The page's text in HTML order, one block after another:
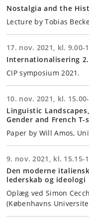
Nostalgia and the
Lecture by Tobias
17. nov. 2021, kl. 9.00-
Internationalisering
CIP symposium 2021.
10. nov. 2021, kl.
Linguistic
Gender and French
Paper by Will Amos,
9. nov. 2021, kl. 15.15-
Den moderne
lederskab og ideologi
Oplæg ved Simon
(Københavns